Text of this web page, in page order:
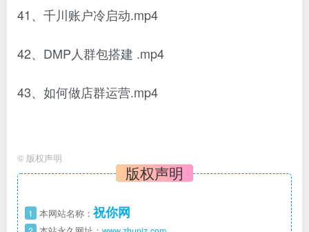
41、千川账户冷启动.mp4
42、DMP人群包搭建 .mp4
43、如何做店群运营.mp4
© 版权声明
版权声明
1 本网站名称： 祝你网